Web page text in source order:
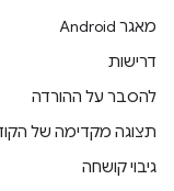
מאגר Android
דרישות
להסבר על ההורדה
תצוגה מקדימה של
גיבוי קושחה